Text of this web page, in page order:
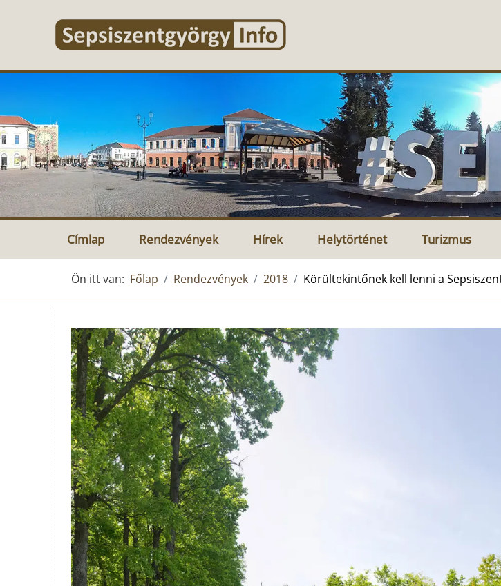
Címlap Rendezvények Hírek Helytörténet Turizmus
Ön itt van: Főlap Rendezvények 2018 Körültekintőnek kell lenni a